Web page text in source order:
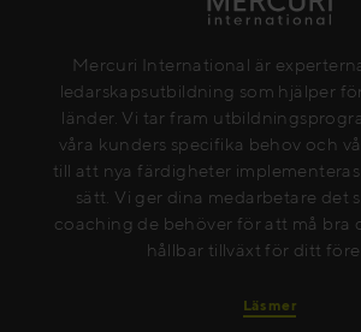
Mercuri International är
ledarskapsutbildning som hjälper
länder. Vi tar fram
våra kunders specifika behov och
till att nya färdigheter
sätt. Vi ger dina medarbetare det
coaching de behöver för att må bra
hållbar tillväxt för ditt
Läs mer